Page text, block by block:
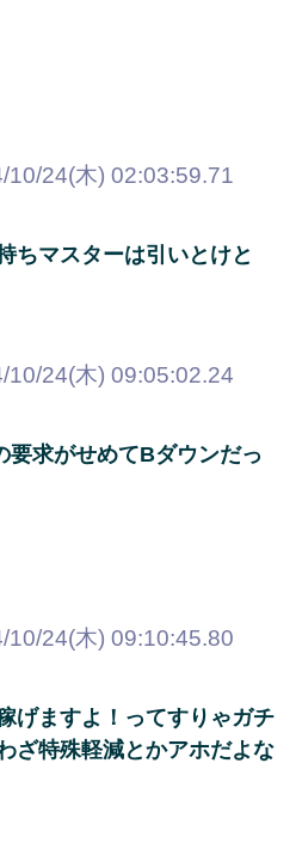
10/24(木) 02:03:59.71
ちマスターは引いとけと
10/24(木) 09:05:02.24
要求がせめてBダウンだっ
10/24(木) 09:10:45.80
げますよ！ってすりゃガチ
ざ特殊軽減とかアホだよな